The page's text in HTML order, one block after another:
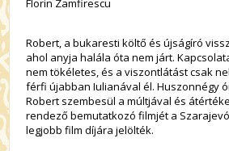
Florin Zamfirescu
Robert, a bukaresti költő és újságíró
ahol anyja halála óta nem járt.
nem tökéletes, és a viszontlátást csak
férfi újabban Iulianával él. Huszonnégy
Robert szembesül a múltjával és
rendező bemutatkozó filmjét a
legjobb film díjára jelölték.